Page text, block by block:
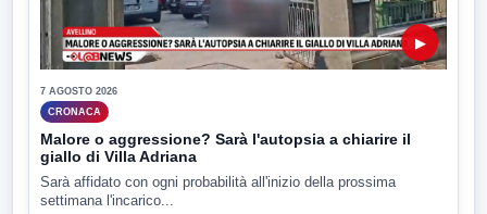
▶
7 AGOSTO 2026
CRONACA
Malore o aggressione? Sarà l'autopsia a chiarire il
giallo di Villa Adriana
Sarà affidato con ogni probabilità all'inizio della prossima
settimana l'incarico...